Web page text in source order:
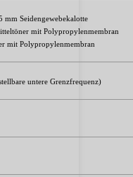
mm Seidengewebekalotte
mit Polypropylenmembran
mit Polypropylenmembran
untere Grenzfrequenz)